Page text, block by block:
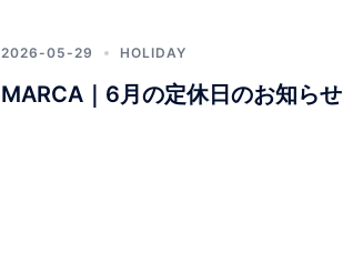
2026-05-29 HOLIDAY
MARCA｜6月の定休日のお知らせ